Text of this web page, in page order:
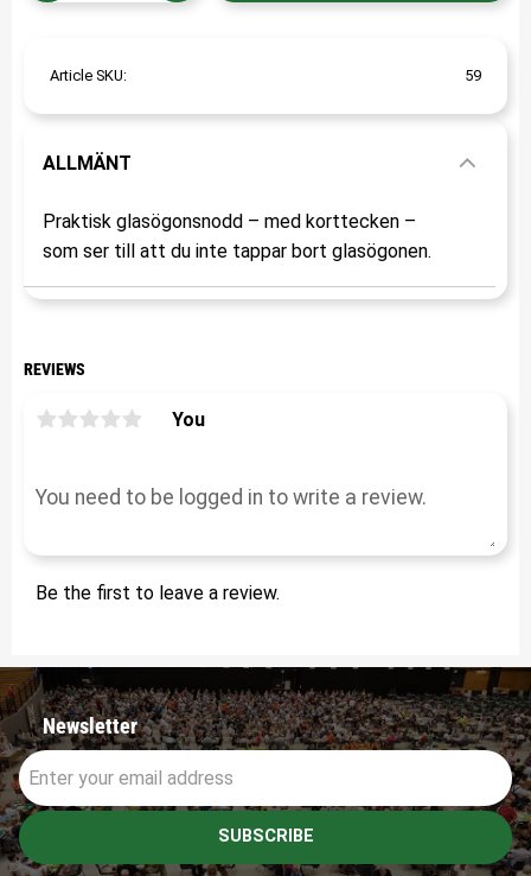
Article SKU 59
ALLMÄNT
Praktisk glasögonsnodd – med korttecken –
som ser till att du inte tappar bort glasögonen.
REVIEWS
You
Be the first to leave a review.
Newsletter
SUBSCRIBE